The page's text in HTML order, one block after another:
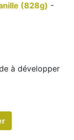
(828g) -
à développer